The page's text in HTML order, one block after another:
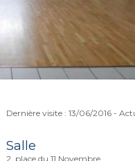
Dernière visite : 13/06/2016 -
Salle
2, place du 11 Novembre